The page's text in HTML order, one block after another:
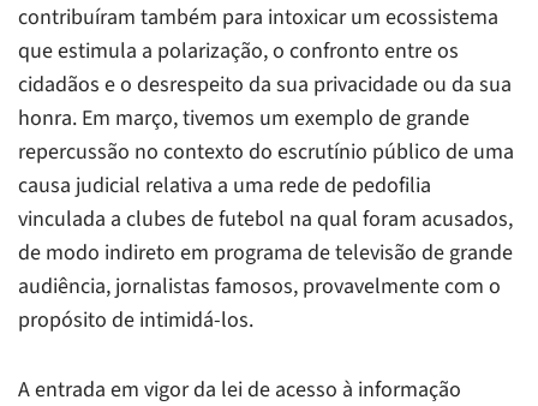
contribuíram também para intoxicar um ecossistema
que estimula a polarização, o confronto entre os
cidadãos e o desrespeito da sua privacidade ou da sua
honra. Em março, tivemos um exemplo de grande
repercussão no contexto do escrutínio público de uma
causa judicial relativa a uma rede de pedofilia
vinculada a clubes de futebol na qual foram acusados,
de modo indireto em programa de televisão de grande
audiência, jornalistas famosos, provavelmente com o
propósito de intimidá-los.
A entrada em vigor da lei de acesso à informação